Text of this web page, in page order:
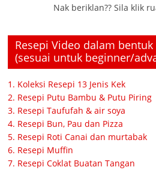
Nak beriklan?? Sila klik
Resepi Video dalam bentuk
(sesuai untuk beginner/
1. Koleksi Resepi 13 Jenis Kek
2. Resepi Putu Bambu & Putu Piring
3. Resepi Taufufah & air soya
4. Resepi Bun, Pau dan Pizza
5. Resepi Roti Canai dan murtabak
6. Resepi Muffin
7. Resepi Coklat Buatan Tangan